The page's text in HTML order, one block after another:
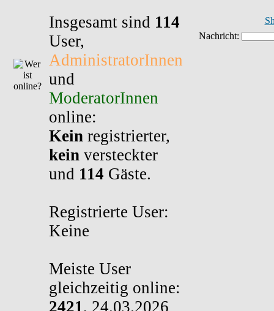
Insgesamt sind 114
User,
AdministratorInnen
und
ModeratorInnen
online:
Kein registrierter,
kein versteckter
und 114 Gäste.
Registrierte User:
Keine
Meiste User
gleichzeitig online:
2421, 24.03.2026